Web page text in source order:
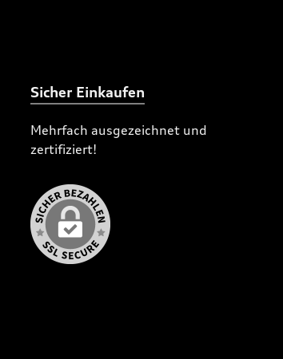
Sicher Einkaufen
Mehrfach ausgezeichnet und
zertifiziert!